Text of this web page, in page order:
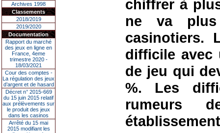
Archives 1998
Classements
2018/2019
2019/2020
Documentation
Rapport du marché
des jeux en ligne en
France, 4eme
trimestre 2020 -
18/03/2021
Cour des comptes -
La régulation des jeux
d’argent et de hasard
Décret n° 2015-669
du 15 juin 2015 relatif
aux prélèvements sur
le produit des jeux
dans les casinos
Arrêté du 15 mai
2015 modifiant les
chiffrer à
ne va
casinotiers.
difficile avec
de jeu qui
%. Les
rumeurs